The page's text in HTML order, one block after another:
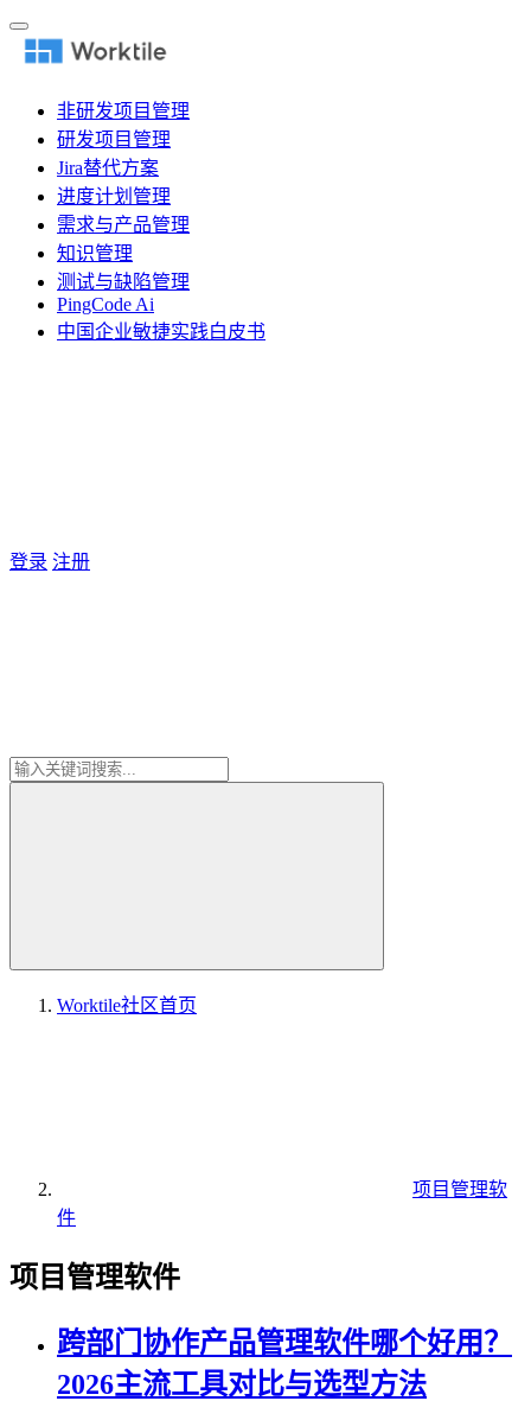
非研发项目管理
研发项目管理
Jira替代方案
进度计划管理
需求与产品管理
知识管理
测试与缺陷管理
PingCode Ai
中国企业敏捷实践白皮书
登录 注册
Worktile社区首页
项目管理软
件
项目管理软件
跨部门协作产品管理软件哪个好用？
2026主流工具对比与选型方法